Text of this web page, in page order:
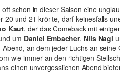
oft schon in dieser Saison eine
und 21 krönte, darf keinesfalls
Kaut, der das Comeback mit
um Daniel Embacher, Nils Nagl
an dem jeder Luchs an
wie immer an den richtigen
einen unvergesslichen Abend